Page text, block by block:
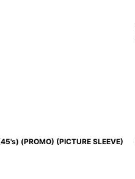
(PROMO) (PICTURE SLEEVE)